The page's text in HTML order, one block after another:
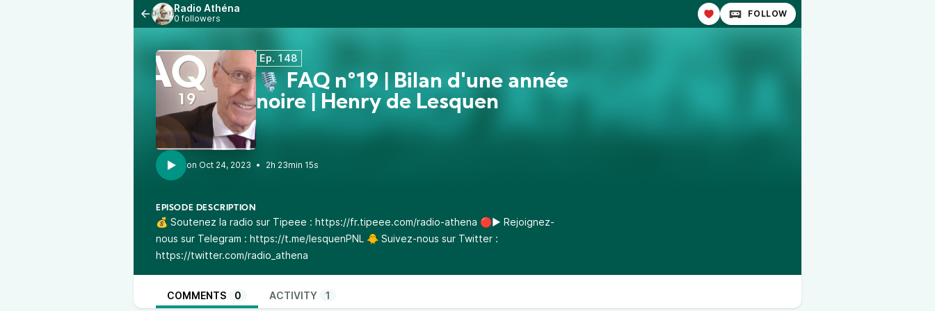
Radio Athéna
0 followers FOLLOW
Ep. 148
🎙 FAQ n°19 | Bilan d'une année
noire | Henry de Lesquen
• 2h 23min 15s
EPISODE DESCRIPTION
💰 Soutenez la radio sur Tipeee : https://fr.tipeee.com/radio-athena 🔴▶️ Rejoignez-
nous sur Telegram : https://t.me/lesquenPNL 🐥 Suivez-nous sur Twitter :
https://twitter.com/radio_athena
COMMENTS 0 ACTIVITY 1